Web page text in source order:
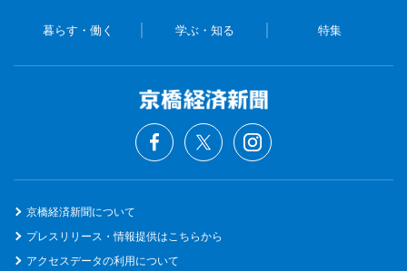
暮らす・働く 学ぶ・知る 特集
京橋経済新聞について
プレスリリース・情報提供はこちらから
アクセスデータの利用について